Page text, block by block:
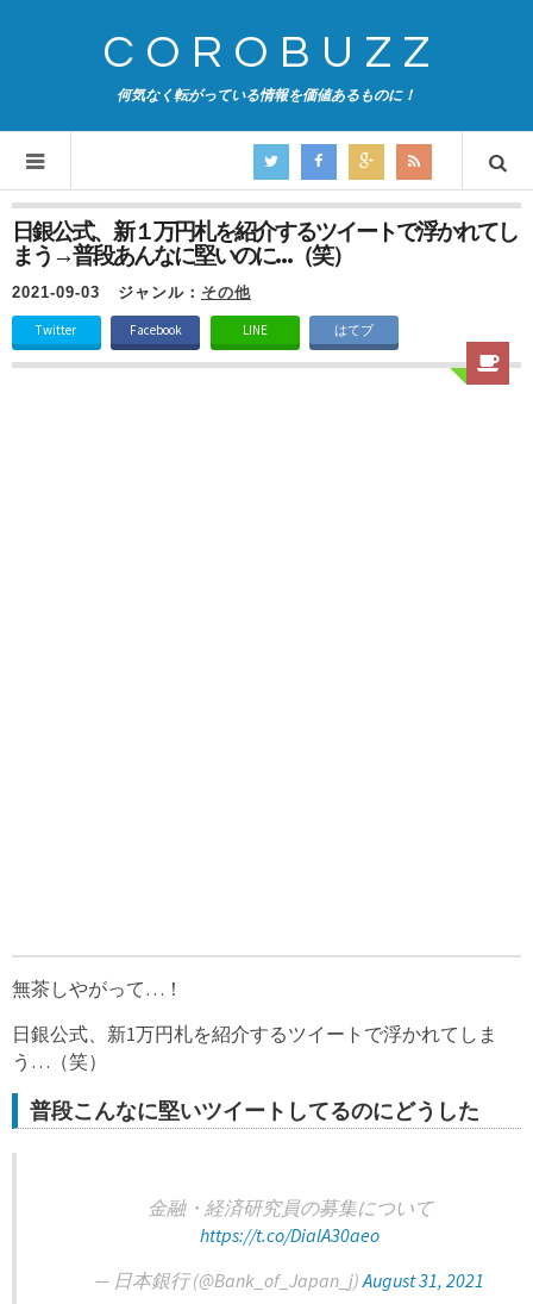
COROBUZZ
何気なく転がっている情報を価値あるものに！
日銀公式、新１万円札を紹介するツイートで浮かれてし
まう→普段あんなに堅いのに…（笑）
2021-09-03 ジャンル： その他
Twitter Facebook LINE はてブ
無茶しやがって…！
日銀公式、新1万円札を紹介するツイートで浮かれてしま
う…（笑）
普段こんなに堅いツイートしてるのにどうした
金融・経済研究員の募集について
https://t.co/DialA30aeo
— 日本銀行 (@Bank_of_Japan_j)August 31, 2021